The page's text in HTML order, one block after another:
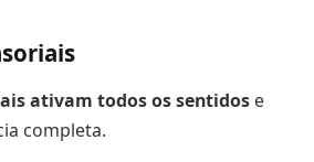
ativam todos os sentidos e
completa.